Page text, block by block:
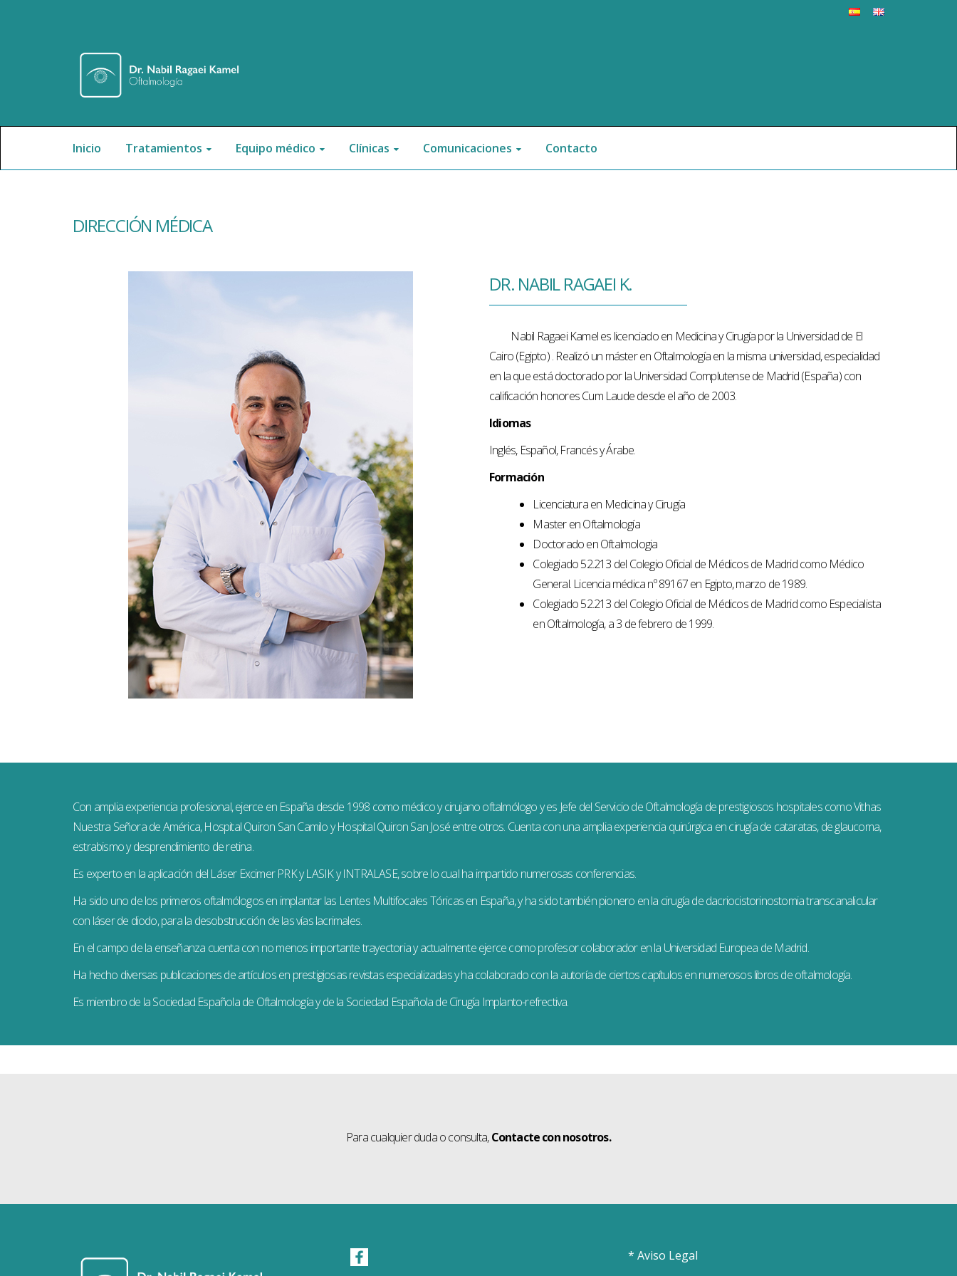
Inicio Tratamientos Equipo médico Clínicas Comunicaciones Contacto
DIRECCIÓN MÉDICA
DR. NABIL RAGAEI K.
Nabil Ragaei Kamel es licenciado en Medicina y Cirugía por la Universidad de El
Cairo (Egipto) . Realizó un máster en Oftalmología en la misma universidad, especialidad
en la que está doctorado por la Universidad Complutense de Madrid (España) con
calificación honores Cum Laude desde el año de 2003.
Idiomas
Inglés, Español, Francés y Árabe.
Formación
Licenciatura en Medicina y Cirugía
Master en Oftalmología
Doctorado en Oftalmologia
Colegiado 52.213 del Colegio Oficial de Médicos de Madrid como Médico
General. Licencia médica nº 89167 en Egipto, marzo de 1989.
Colegiado 52.213 del Colegio Oficial de Médicos de Madrid como Especialista
en Oftalmología, a 3 de febrero de 1999.
Con amplia experiencia profesional, ejerce en España desde 1998 como médico y cirujano oftalmólogo y es Jefe del Servicio de Oftalmología de prestigiosos hospitales como Vithas
Nuestra Señora de América, Hospital Quiron San Camilo y Hospital Quiron San José entre otros. Cuenta con una amplia experiencia quirúrgica en cirugía de cataratas, de glaucoma,
estrabismo y desprendimiento de retina.
Es experto en la aplicación del Láser Excimer PRK y LASIK y INTRALASE, sobre lo cual ha impartido numerosas conferencias.
Ha sido uno de los primeros oftalmólogos en implantar las Lentes Multifocales Tóricas en España, y ha sido también pionero en la cirugía de dacriocistorinostomia transcanalicular
con láser de diodo, para la desobstrucción de las vías lacrimales.
En el campo de la enseñanza cuenta con no menos importante trayectoria y actualmente ejerce como profesor colaborador en la Universidad Europea de Madrid.
Ha hecho diversas publicaciones de artículos en prestigiosas revistas especializadas y ha colaborado con la autoría de ciertos capítulos en numerosos libros de oftalmología.
Es miembro de la Sociedad Española de Oftalmología y de la Sociedad Española de Cirugía Implanto-refrectiva.
Para cualquier duda o consulta,Contacte con nosotros.
* Aviso Legal